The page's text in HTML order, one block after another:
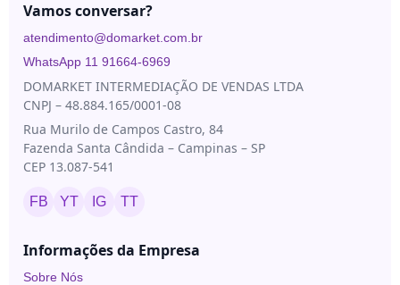
Merz
Neauvia
Rennova
Revanesse
Toskani
Skin
Fios de
Preenchedores
Toxinas
Vamos conversar?
atendimento@domarket.com.br
WhatsApp 11 91664-6969
DOMARKET INTERMEDIAÇÃO DE VENDAS LTDA
CNPJ – 48.884.165/0001-08
Rua Murilo de Campos Castro, 84
Fazenda Santa Cândida – Campinas – SP
CEP 13.087-541
FB YT IG TT
Informações da Empresa
Sobre Nós